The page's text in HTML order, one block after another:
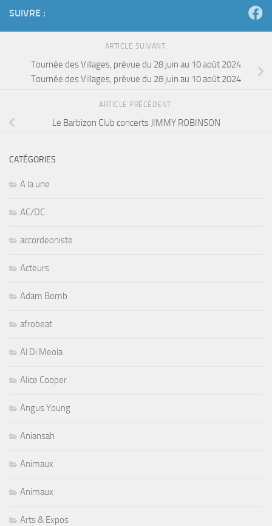
SUIVRE :
ARTICLE SUIVANT
Tournée des Villages, prévue du 28 juin au 10 août 2024
Tournée des Villages, prévue du 28 juin au 10 août 2024
ARTICLE PRÉCÉDENT
Le Barbizon Club concerts JIMMY ROBINSON
CATÉGORIES
A la une
AC/DC
accordeoniste
Acteurs
Adam Bomb
afrobeat
Al Di Meola
Alice Cooper
Angus Young
Aniansah
Animaux
Animaux
Arts & Expos